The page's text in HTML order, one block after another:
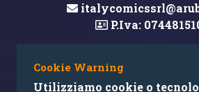
P.Iva:
Hai rilevato un errore
Cookie Warning
Utilizziamo cookie o